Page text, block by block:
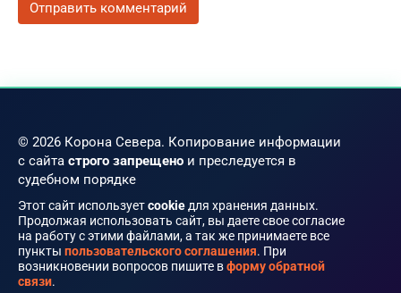
© 2026 Корона Севера. Копирование информации
с сайта строго запрещено и преследуется в
судебном порядке
Этот сайт используетcookie для хранения данных.
Продолжая использовать сайт, вы даете свое согласие
на работу с этими файлами, а так же принимаете все
пункты пользовательского соглашения. При
возникновении вопросов пишите вформу обратной
связи.